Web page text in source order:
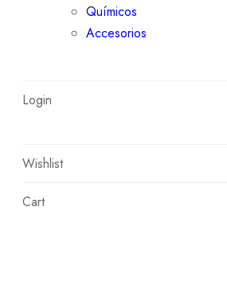
Químicos
Accesorios
Login
Wishlist
Cart